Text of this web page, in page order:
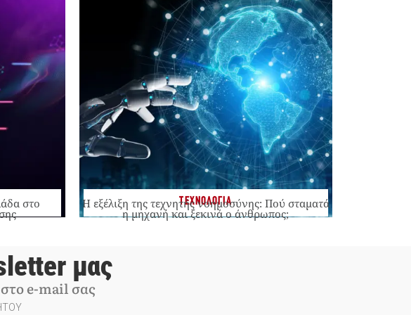
στο ΤΕΧΝΟΛΟΓΙΑ
Η εξέλιξη της τεχνητής νοημοσύνης: Πού σταματά
η μηχανή και ξεκινά ο άνθρωπος;
μας
e-mail σας